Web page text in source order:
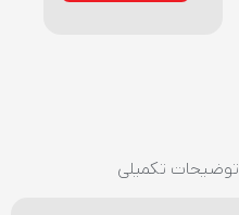
توضیحات تکمیلی